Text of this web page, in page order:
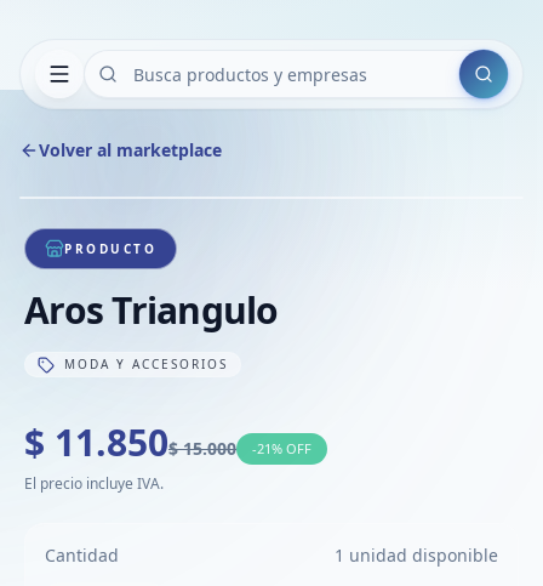
Buscar
Volver al marketplace
1/1
PRODUCTO
Aros Triangulo
MODA Y ACCESORIOS
$ 11.850$ 15.000 -21% OFF
El precio incluye IVA.
Cantidad 1 unidad disponible